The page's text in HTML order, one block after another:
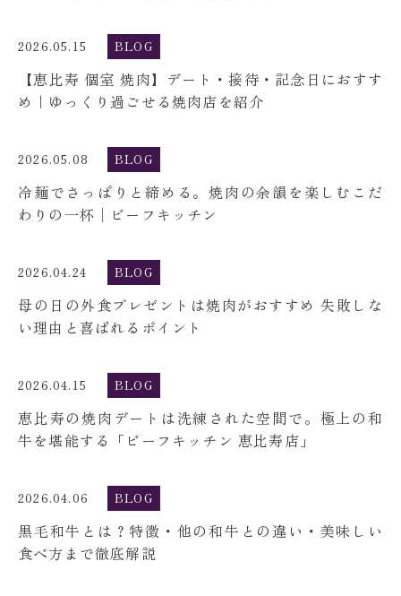
2026.05.15 BLOG
【恵比寿 個室 焼肉】デート・接待・記念日におすす
め｜ゆっくり過ごせる焼肉店を紹介
2026.05.08 BLOG
冷麺でさっぱりと締める。焼肉の余韻を楽しむこだ
わりの一杯│ビーフキッチン
2026.04.24 BLOG
母の日の外食プレゼントは焼肉がおすすめ 失敗しな
い理由と喜ばれるポイント
2026.04.15 BLOG
恵比寿の焼肉デートは洗練された空間で。極上の和
牛を堪能する「ビーフキッチン 恵比寿店」
2026.04.06 BLOG
黒毛和牛とは？特徴・他の和牛との違い・美味しい
食べ方まで徹底解説